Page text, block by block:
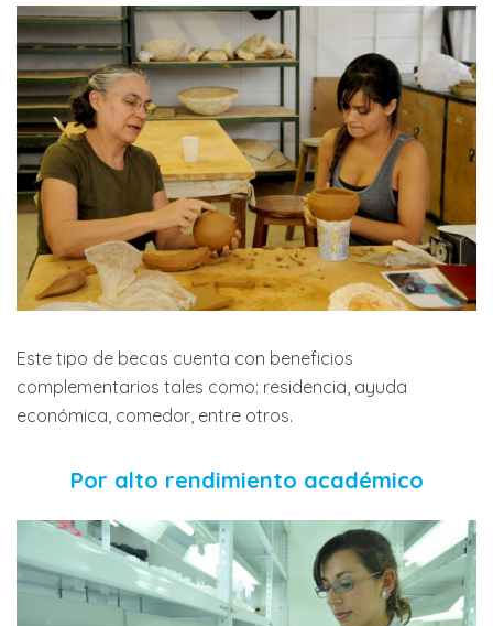
Este tipo de becas cuenta con beneficios
complementarios tales como: residencia, ayuda
económica, comedor, entre otros.
Por alto rendimiento académico